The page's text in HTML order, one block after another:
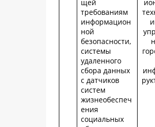
щей
требованиям
информацион
ной
безопасности,
системы
удаленного
сбора данных
с датчиков
систем
жизнеобеспеч
ения
социальных